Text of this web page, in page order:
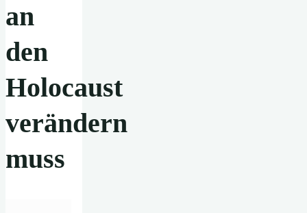
an
den
Holocaust
verändern
muss